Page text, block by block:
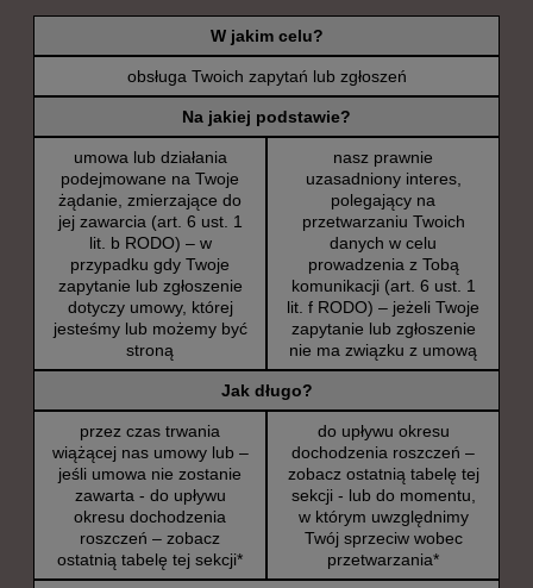
W jakim celu?
obsługa Twoich zapytań lub zgłoszeń
Na jakiej podstawie?
umowa lub działania
podejmowane na Twoje
żądanie, zmierzające do
jej zawarcia (art. 6 ust. 1
lit. b RODO) – w
przypadku gdy Twoje
zapytanie lub zgłoszenie
dotyczy umowy, której
jesteśmy lub możemy być
stroną
nasz prawnie
uzasadniony interes,
polegający na
przetwarzaniu Twoich
danych w celu
prowadzenia z Tobą
komunikacji (art. 6 ust. 1
lit. f RODO) – jeżeli Twoje
zapytanie lub zgłoszenie
nie ma związku z umową
Jak długo?
przez czas trwania
wiążącej nas umowy lub –
jeśli umowa nie zostanie
zawarta - do upływu
okresu dochodzenia
roszczeń – zobacz
ostatnią tabelę tej sekcji*
do upływu okresu
dochodzenia roszczeń –
zobacz ostatnią tabelę tej
sekcji - lub do momentu,
w którym uwzględnimy
Twój sprzeciw wobec
przetwarzania*